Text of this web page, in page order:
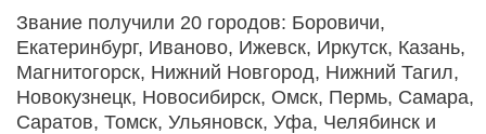
Звание получили 20 городов: Боровичи,
Екатеринбург, Иваново, Ижевск, Иркутск, Казань,
Магнитогорск, Нижний Новгород, Нижний Тагил,
Новокузнецк, Новосибирск, Омск, Пермь, Самара,
Саратов, Томск, Ульяновск, Уфа, Челябинск и